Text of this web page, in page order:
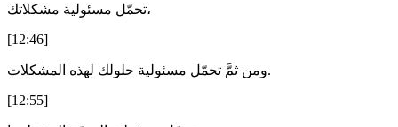
تحمّل مسئولية مشكلاتك،
[12:46]
ومن ثمَّ تحمّل مسئولية حلولك لهذه المشكلات.
[12:55]